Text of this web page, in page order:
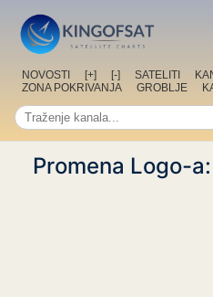
NOVOSTI [+] [-] SATELITI
ZONA POKRIVANJA
GROBLJE
Promena Logo-